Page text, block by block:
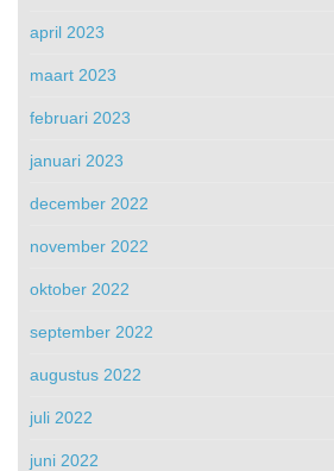
april 2023
maart 2023
februari 2023
januari 2023
december 2022
november 2022
oktober 2022
september 2022
augustus 2022
juli 2022
juni 2022